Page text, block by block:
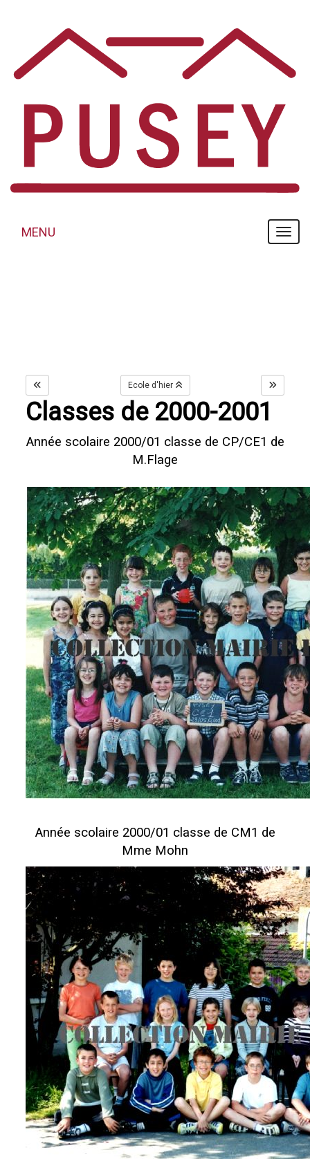
MENU
MENU
Ecole d'hier
Classes de 2000-2001
Année scolaire 2000/01 classe de CP/CE1 de
M.Flage
Année scolaire 2000/01 classe de CM1 de
Mme Mohn